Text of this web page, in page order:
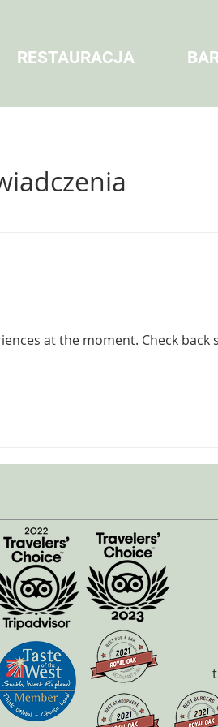
RESTAURACJA
at the moment. Check back